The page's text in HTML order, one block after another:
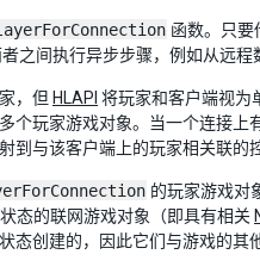
函数。只要
之间执行异步步骤，例如从远程
，但 HLAPI 将玩家和客户端视为
个玩家游戏对象。当一个连接上
与该客户端上的玩家相关联的控
的玩家游戏对
态的联网游戏对象（即具有相关
态创建的，因此它们与游戏的其